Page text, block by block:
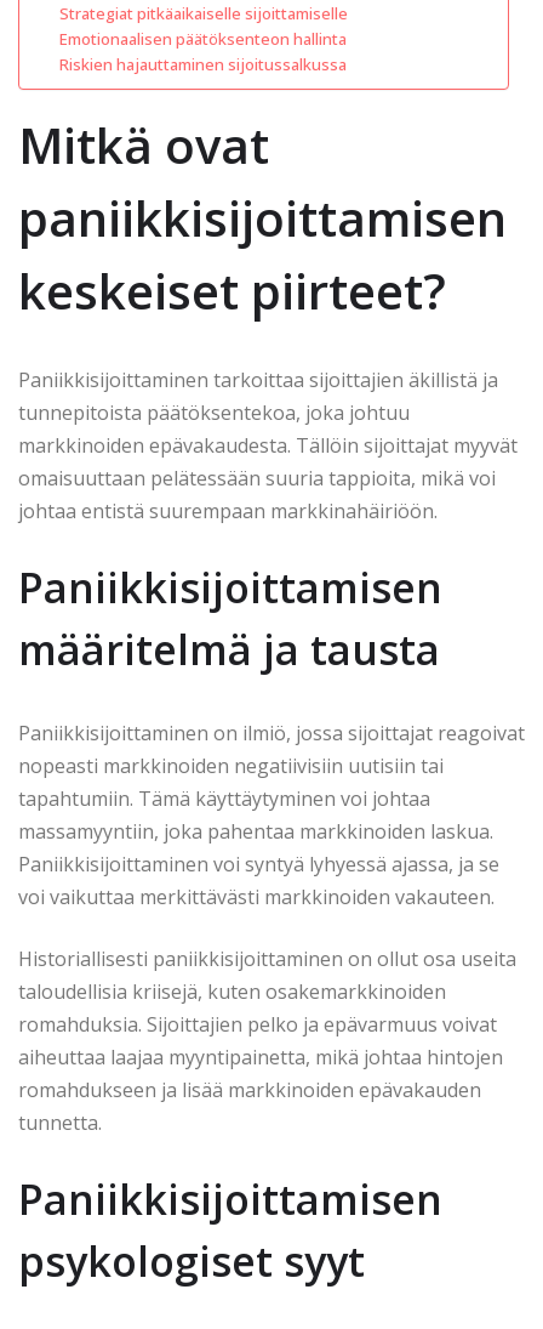
Strategiat pitkäaikaiselle sijoittamiselle
Emotionaalisen päätöksenteon hallinta
Riskien hajauttaminen sijoitussalkussa
Mitkä ovat
paniikkisijoittamisen
keskeiset piirteet?
Paniikkisijoittaminen tarkoittaa sijoittajien äkillistä ja
tunnepitoista päätöksentekoa, joka johtuu
markkinoiden epävakaudesta. Tällöin sijoittajat myyvät
omaisuuttaan pelätessään suuria tappioita, mikä voi
johtaa entistä suurempaan markkinahäiriöön.
Paniikkisijoittamisen
määritelmä ja tausta
Paniikkisijoittaminen on ilmiö, jossa sijoittajat reagoivat
nopeasti markkinoiden negatiivisiin uutisiin tai
tapahtumiin. Tämä käyttäytyminen voi johtaa
massamyyntiin, joka pahentaa markkinoiden laskua.
Paniikkisijoittaminen voi syntyä lyhyessä ajassa, ja se
voi vaikuttaa merkittävästi markkinoiden vakauteen.
Historiallisesti paniikkisijoittaminen on ollut osa useita
taloudellisia kriisejä, kuten osakemarkkinoiden
romahduksia. Sijoittajien pelko ja epävarmuus voivat
aiheuttaa laajaa myyntipainetta, mikä johtaa hintojen
romahdukseen ja lisää markkinoiden epävakauden
tunnetta.
Paniikkisijoittamisen
psykologiset syyt